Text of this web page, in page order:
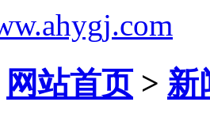
网站首页> 新